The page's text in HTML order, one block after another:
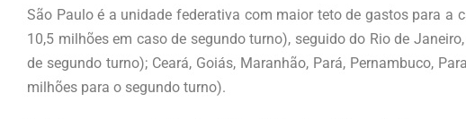
São Paulo é a unidade federativa com maior teto de gastos para a
10,5 milhões em caso de segundo turno), seguido do Rio de
de segundo turno); Ceará, Goiás, Maranhão, Pará, Pernambuco,
milhões para o segundo turno).